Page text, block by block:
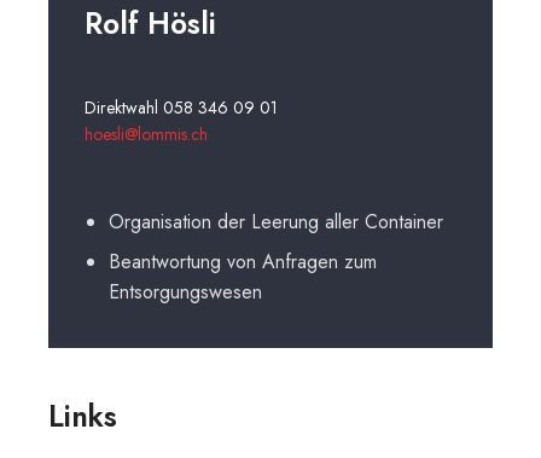
Rolf Hösli
Direktwahl 058 346 09 01
hoesli@lommis.ch
Organisation der Leerung aller Container
Beantwortung von Anfragen zum
Entsorgungswesen
Links